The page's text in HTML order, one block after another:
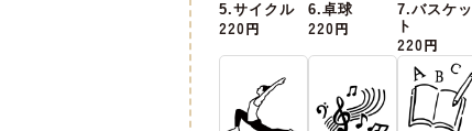
5.サイクル
220円
6.卓球
220円
7.バスケッ
ト
220円